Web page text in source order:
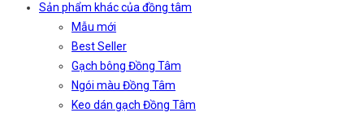
Sản phẩm khác của đồng tâm
Mẫu mới
Best Seller
Gạch bông Đồng Tâm
Ngói màu Đồng Tâm
Keo dán gạch Đồng Tâm